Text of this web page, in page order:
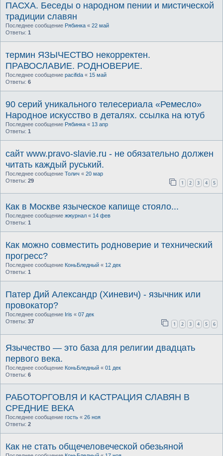
ПАСХА. Беседы о народном пении и миcтичеcкой
традиции славян
Последнее сообщение Рябинка « 22 май
Ответы: 1
термин ЯЗЫЧЕСТВО некорректен.
ПРАВОСЛАВИЕ. РОДНОВЕРИЕ.
Последнее сообщение pacifida « 15 май
Ответы: 6
90 серий уникального телесериала «Ремесло»
Народное искусство в деталях. ссылка на ютуб
Последнее сообщение Рябинка « 13 апр
Ответы: 1
сайт www.pravo-slavie.ru - не обязательно должен
читать каждый руський.
Последнее сообщение Толич « 20 мар
Ответы: 29 1 2 3 4 5
Как в Москве языческое капище стояло...
Последнее сообщение жжурнал « 14 фев
Ответы: 1
Как можно совместить родноверие и технический
прогресс?
Последнее сообщение КоньБледный « 12 дек
Ответы: 1
Патер Дий Александр (Хиневич) - язычник или
провокатор?
Последнее сообщение Iris « 07 дек
Ответы: 37 1 2 3 4 5 6
Язычество — это база для религии двадцать
первого века.
Последнее сообщение КоньБледный « 01 дек
Ответы: 6
РАБОТОРГОВЛЯ И КАСТРАЦИЯ СЛАВЯН В
СРЕДНИЕ ВЕКА
Последнее сообщение гость « 26 ноя
Ответы: 2
Как не стать общечеловеческой обезьяной